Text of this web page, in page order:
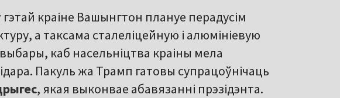
краіне Вашынгтон плануе перадусім
а таксама сталеліцейную і алюмініевую
выбары, каб насельніцтва краіны мела
Пакуль жа Трамп гатовы супрацоўнічаць
, якая выконвае абавязанні прэзідэнта.